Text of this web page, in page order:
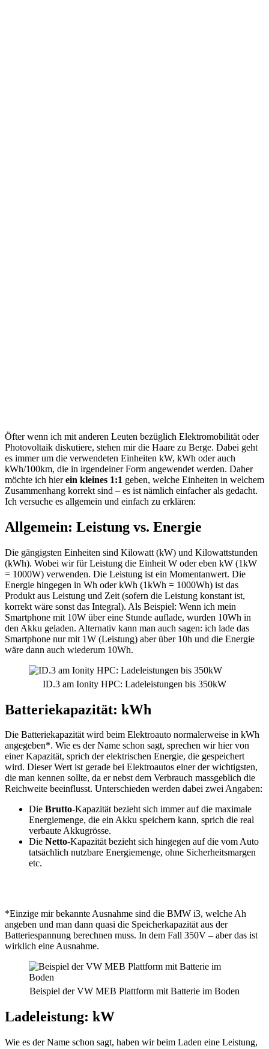
Öfter wenn ich mit anderen Leuten bezüglich Elektromobilität oder
Photovoltaik diskutiere, stehen mir die Haare zu Berge. Dabei geht
es immer um die verwendeten Einheiten kW, kWh oder auch
kWh/100km, die in irgendeiner Form angewendet werden. Daher
möchte ich hierein kleines 1:1 geben, welche Einheiten in welchem
Zusammenhang korrekt sind – es ist nämlich einfacher als gedacht.
Ich versuche es allgemein und einfach zu erklären:
Allgemein: Leistung vs. Energie
Die gängigsten Einheiten sind Kilowatt (kW) und Kilowattstunden
(kWh). Wobei wir für Leistung die Einheit W oder eben kW (1kW
= 1000W) verwenden. Die Leistung ist ein Momentanwert. Die
Energie hingegen in Wh oder kWh (1kWh = 1000Wh) ist das
Produkt aus Leistung und Zeit (sofern die Leistung konstant ist,
korrekt wäre sonst das Integral). Als Beispiel: Wenn ich mein
Smartphone mit 10W über eine Stunde auflade, wurden 10Wh in
den Akku geladen. Alternativ kann man auch sagen: ich lade das
Smartphone nur mit 1W (Leistung) aber über 10h und die Energie
wäre dann auch wiederum 10Wh.
ID.3 am Ionity HPC: Ladeleistungen bis 350kW
Batteriekapazität: kWh
Die Batteriekapazität wird beim Elektroauto normalerweise in kWh
angegeben*. Wie es der Name schon sagt, sprechen wir hier von
einer Kapazität, sprich der elektrischen Energie, die gespeichert
wird. Dieser Wert ist gerade bei Elektroautos einer der wichtigsten,
die man kennen sollte, da er nebst dem Verbrauch massgeblich die
Reichweite beeinflusst. Unterschieden werden dabei zwei Angaben:
Die Brutto-Kapazität bezieht sich immer auf die maximale
Energiemenge, die ein Akku speichern kann, sprich die real
verbaute Akkugrösse.
Die Netto-Kapazität bezieht sich hingegen auf die vom Auto
tatsächlich nutzbare Energiemenge, ohne Sicherheitsmargen
etc.
*Einzige mir bekannte Ausnahme sind die BMW i3, welche Ah
angeben und man dann quasi die Speicherkapazität aus der
Batteriespannung berechnen muss. In dem Fall 350V – aber das ist
wirklich eine Ausnahme.
Beispiel der VW MEB Plattform mit Batterie im Boden
Ladeleistung: kW
Wie es der Name schon sagt, haben wir beim Laden eine Leistung,